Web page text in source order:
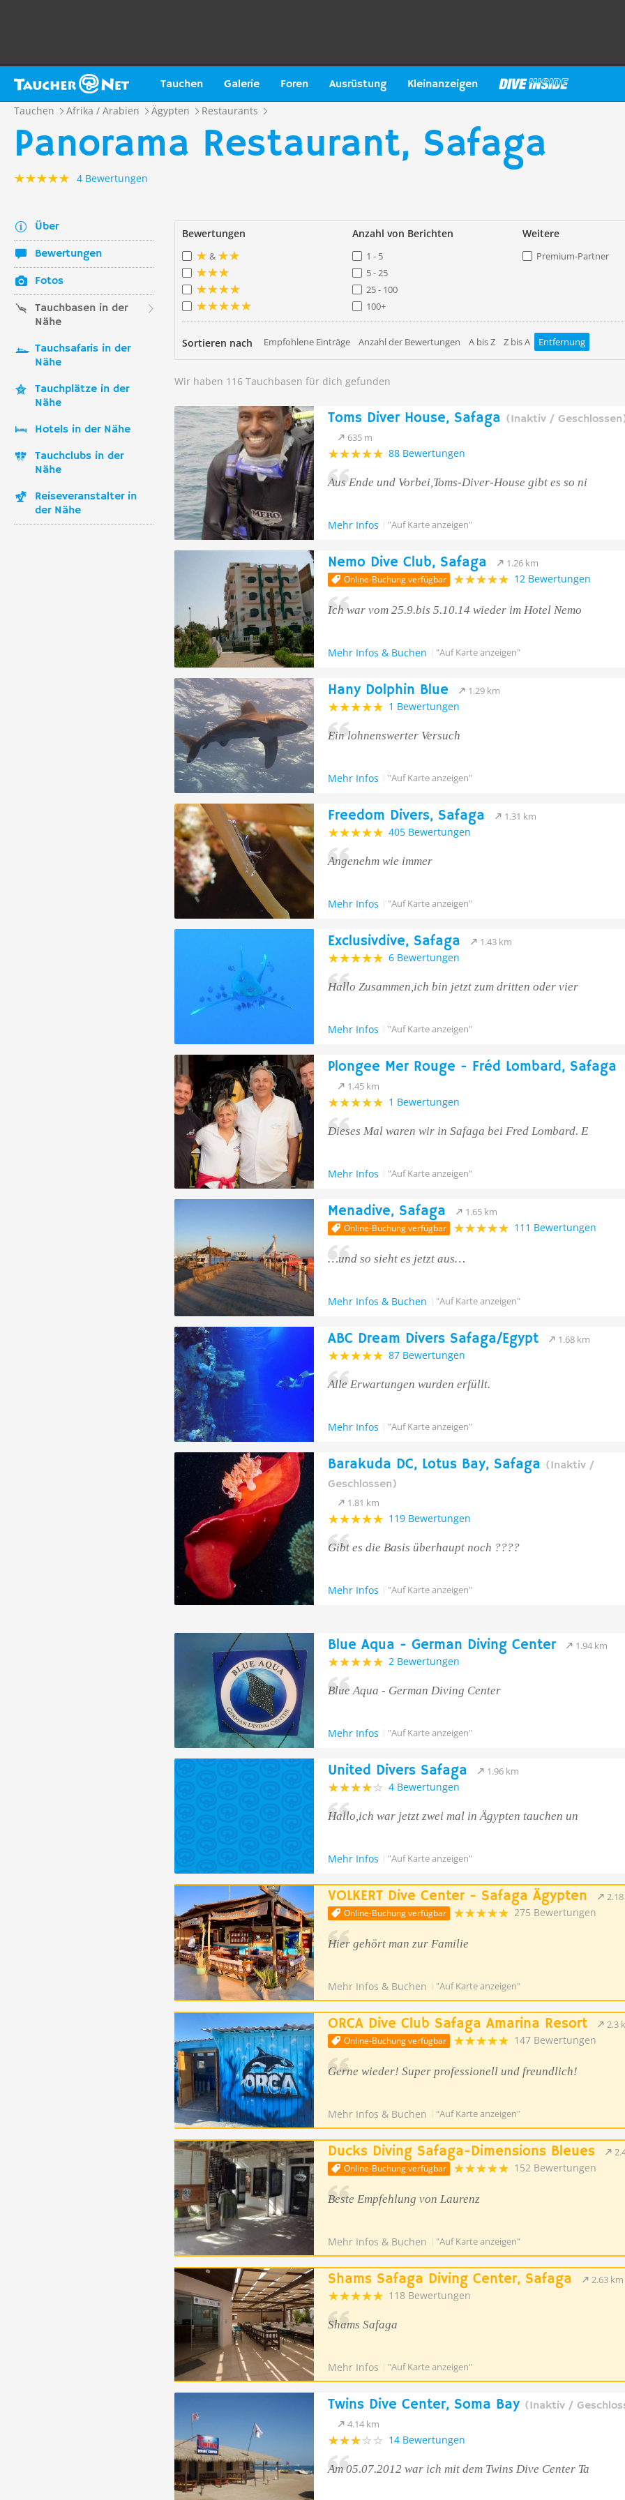
Tauchen Galerie Foren Ausrüstung Kleinanzeigen
Tauchen Afrika / Arabien Ägypten Restaurants
Panorama Restaurant, Safaga
4 Bewertungen
Über
Bewertungen
Fotos
Tauchbasen in der
Nähe
Tauchsafaris in der
Nähe
Tauchplätze in der
Nähe
Hotels in der Nähe
Tauchclubs in der
Nähe
Reiseveranstalter in
der Nähe
Bewertungen
&
Anzahl von Berichten
1 - 5
5 - 25
25 - 100
100+
Weitere
Premium-Partner
Sortieren nach Empfohlene Einträge Anzahl der Bewertungen A bis Z Z bis A Entfernung
Wir haben 116 Tauchbasen für dich gefunden
Toms Diver House, Safaga (Inaktiv /
635 m
88 Bewertungen
Aus Ende und Vorbei,Toms-Diver-House gibt es so ni
Mehr Infos "Auf Karte anzeigen"
Nemo Dive Club, Safaga 1.26 km
Online-Buchung verfügbar 12 Bewertungen
Ich war vom 25.9.bis 5.10.14 wieder im Hotel Nemo
Mehr Infos & Buchen "Auf Karte anzeigen"
Hany Dolphin Blue 1.29 km
1 Bewertungen
Ein lohnenswerter Versuch
Mehr Infos "Auf Karte anzeigen"
Freedom Divers, Safaga 1.31 km
405 Bewertungen
Angenehm wie immer
Mehr Infos "Auf Karte anzeigen"
Exclusivdive, Safaga 1.43 km
6 Bewertungen
Hallo Zusammen,ich bin jetzt zum dritten oder vier
Mehr Infos "Auf Karte anzeigen"
Plongee Mer Rouge - Fréd Lombard, Safaga
1.45 km
1 Bewertungen
Dieses Mal waren wir in Safaga bei Fred Lombard. E
Mehr Infos "Auf Karte anzeigen"
Menadive, Safaga 1.65 km
Online-Buchung verfügbar 111 Bewertungen
…und so sieht es jetzt aus…
Mehr Infos & Buchen "Auf Karte anzeigen"
ABC Dream Divers Safaga/Egypt 1.68 km
87 Bewertungen
Alle Erwartungen wurden erfüllt.
Mehr Infos "Auf Karte anzeigen"
Barakuda DC, Lotus Bay, Safaga (Inaktiv /
Geschlossen)
1.81 km
119 Bewertungen
Gibt es die Basis überhaupt noch ????
Mehr Infos "Auf Karte anzeigen"
Blue Aqua - German Diving Center 1.94 km
2 Bewertungen
Blue Aqua - German Diving Center
Mehr Infos "Auf Karte anzeigen"
United Divers Safaga 1.96 km
4 Bewertungen
Hallo,ich war jetzt zwei mal in Ägypten tauchen un
Mehr Infos "Auf Karte anzeigen"
VOLKERT Dive Center - Safaga Ägypten
Online-Buchung verfügbar 275 Bewertungen
Hier gehört man zur Familie
Mehr Infos & Buchen "Auf Karte anzeigen"
ORCA Dive Club Safaga Amarina Resort 2.3
Online-Buchung verfügbar 147 Bewertungen
Gerne wieder! Super professionell und freundlich!
Mehr Infos & Buchen "Auf Karte anzeigen"
Ducks Diving Safaga-Dimensions Bleues
Online-Buchung verfügbar 152 Bewertungen
Beste Empfehlung von Laurenz
Mehr Infos & Buchen "Auf Karte anzeigen"
Shams Safaga Diving Center, Safaga 2.63 km
118 Bewertungen
Shams Safaga
Mehr Infos "Auf Karte anzeigen"
Twins Dive Center, Soma Bay (Inaktiv /
4.14 km
14 Bewertungen
Am 05.07.2012 war ich mit dem Twins Dive Center Ta